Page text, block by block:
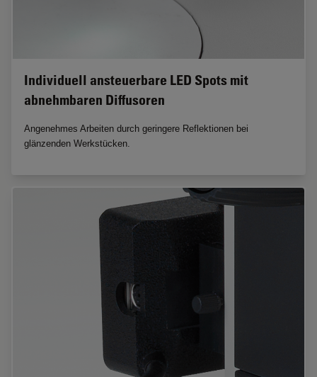
Individuell ansteuerbare LED Spots mit
abnehmbaren Diffusoren
Angenehmes Arbeiten durch geringere Reflektionen bei
glänzenden Werkstücken.